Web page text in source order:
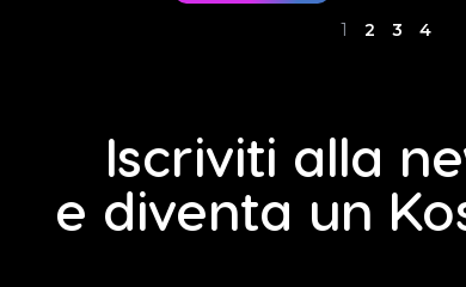
1 2 3 4
Iscriviti alla
e diventa un